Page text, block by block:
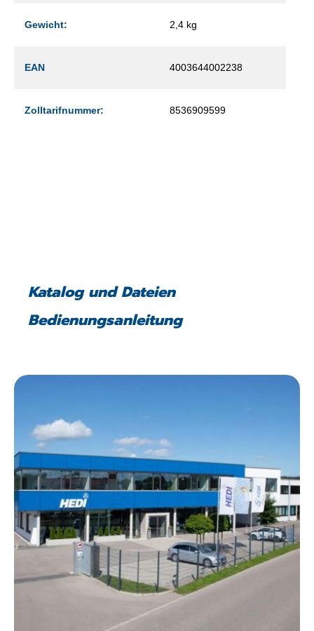
Gewicht: 2,4 kg
EAN 4003644002238
Zolltarifnummer: 8536909599
Katalog und Dateien
Bedienungsanleitung